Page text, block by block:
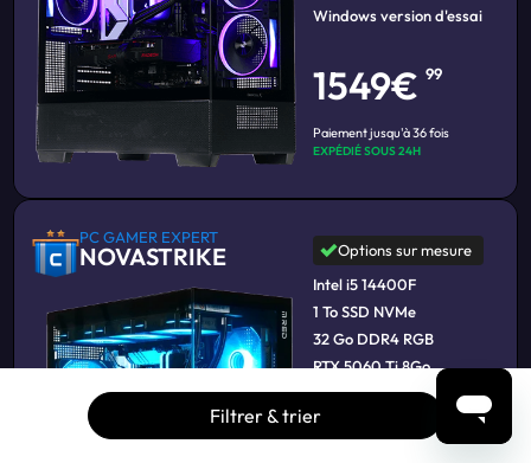
Filtrer & trier
Windows version d'essai
1549€99
Paiement jusqu'à 36 fois
EXPÉDIÉ SOUS 24H
PC GAMER EXPERT
NOVASTRIKE
Options sur mesure
Intel i5 14400F
1 To SSD NVMe
32 Go DDR4 RGB
RTX 5060 Ti 8Go
Wifi Intégré
Windows version d'essai